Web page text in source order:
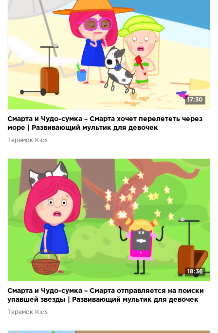
17:30
Смарта и Чудо-сумка – Смарта хочет перелететь через
море | Развивающий мультик для девочек
Теремок Kids
18:36
Смарта и Чудо-сумка – Смарта отправляется на поиски
упавшей звезды | Развивающий мультик для девочек
Теремок Kids